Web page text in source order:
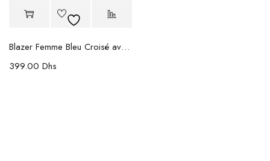
Blazer Femme Bleu Croisé avec Ceinture
399.00 Dhs